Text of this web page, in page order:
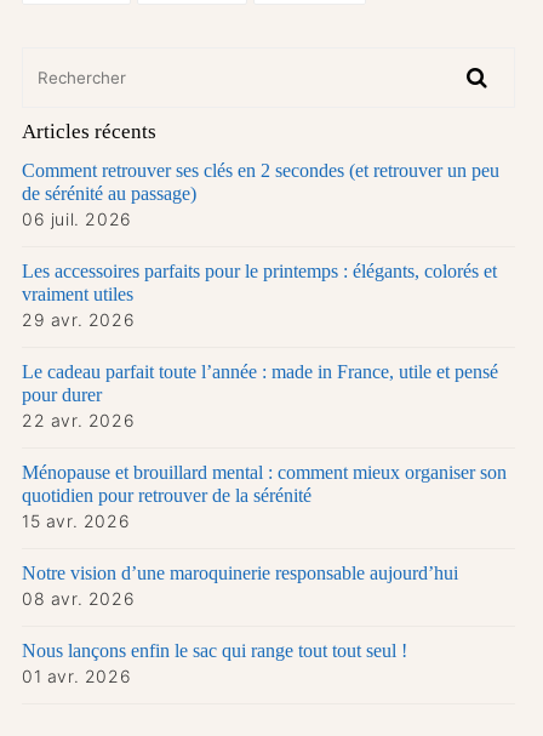
Articles récents
Comment retrouver ses clés en 2 secondes (et retrouver un peu
de sérénité au passage)
06 juil. 2026
Les accessoires parfaits pour le printemps : élégants, colorés et
vraiment utiles
29 avr. 2026
Le cadeau parfait toute l’année : made in France, utile et pensé
pour durer
22 avr. 2026
Ménopause et brouillard mental : comment mieux organiser son
quotidien pour retrouver de la sérénité
15 avr. 2026
Notre vision d’une maroquinerie responsable aujourd’hui
08 avr. 2026
Nous lançons enfin le sac qui range tout tout seul !
01 avr. 2026